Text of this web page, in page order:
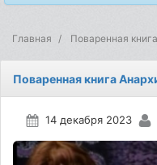
Главная Поваренная
Поваренная книга
14 декабря 2023